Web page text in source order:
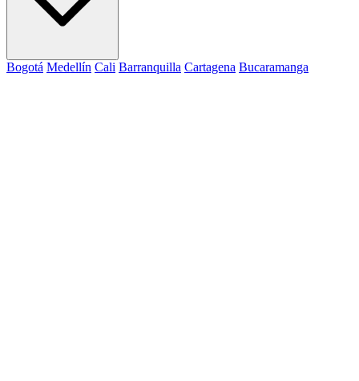
Bogotá Medellín Cali Barranquilla Cartagena Bucaramanga